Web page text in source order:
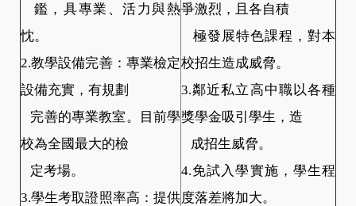
鑑，具專業、活力與熱
忱。
2.教學設備完善：專業檢定
設備充實，有規劃
完善的專業教室。目前學
校為全國最大的檢
定考場。
3.學生考取證照率高：提供
爭激烈，且各自積
極發展特色課程，對本
校招生造成威脅。
3.鄰近私立高中職以各種
獎學金吸引學生，造
成招生威脅。
4.免試入學實施，學生程
度落差將加大。